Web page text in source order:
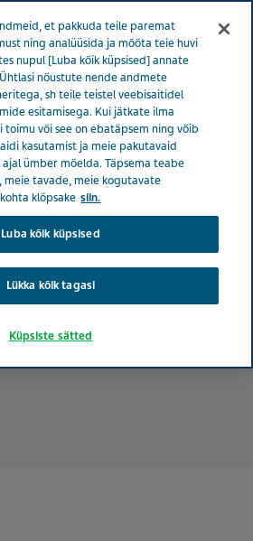
Partnerlus kogukonnaga
kogukonnaga
et pakkuda teile paremat
ning analüüsida ja mõõta teie huvi
nupul [Luba kõik küpsised] annate
nõustute nende andmete
sh teile teistel veebisaitidel
esitamisega. Kui jätkate ilma
toimu või see on ebatäpsem ning võib
kasutamist ja meie pakutavaid
ümber mõelda. Täpsema teabe
meie tavade, meie kogutavate
klõpsake siin.
Luba kõik küpsised
Lükka kõik tagasi
Küpsiste sätted